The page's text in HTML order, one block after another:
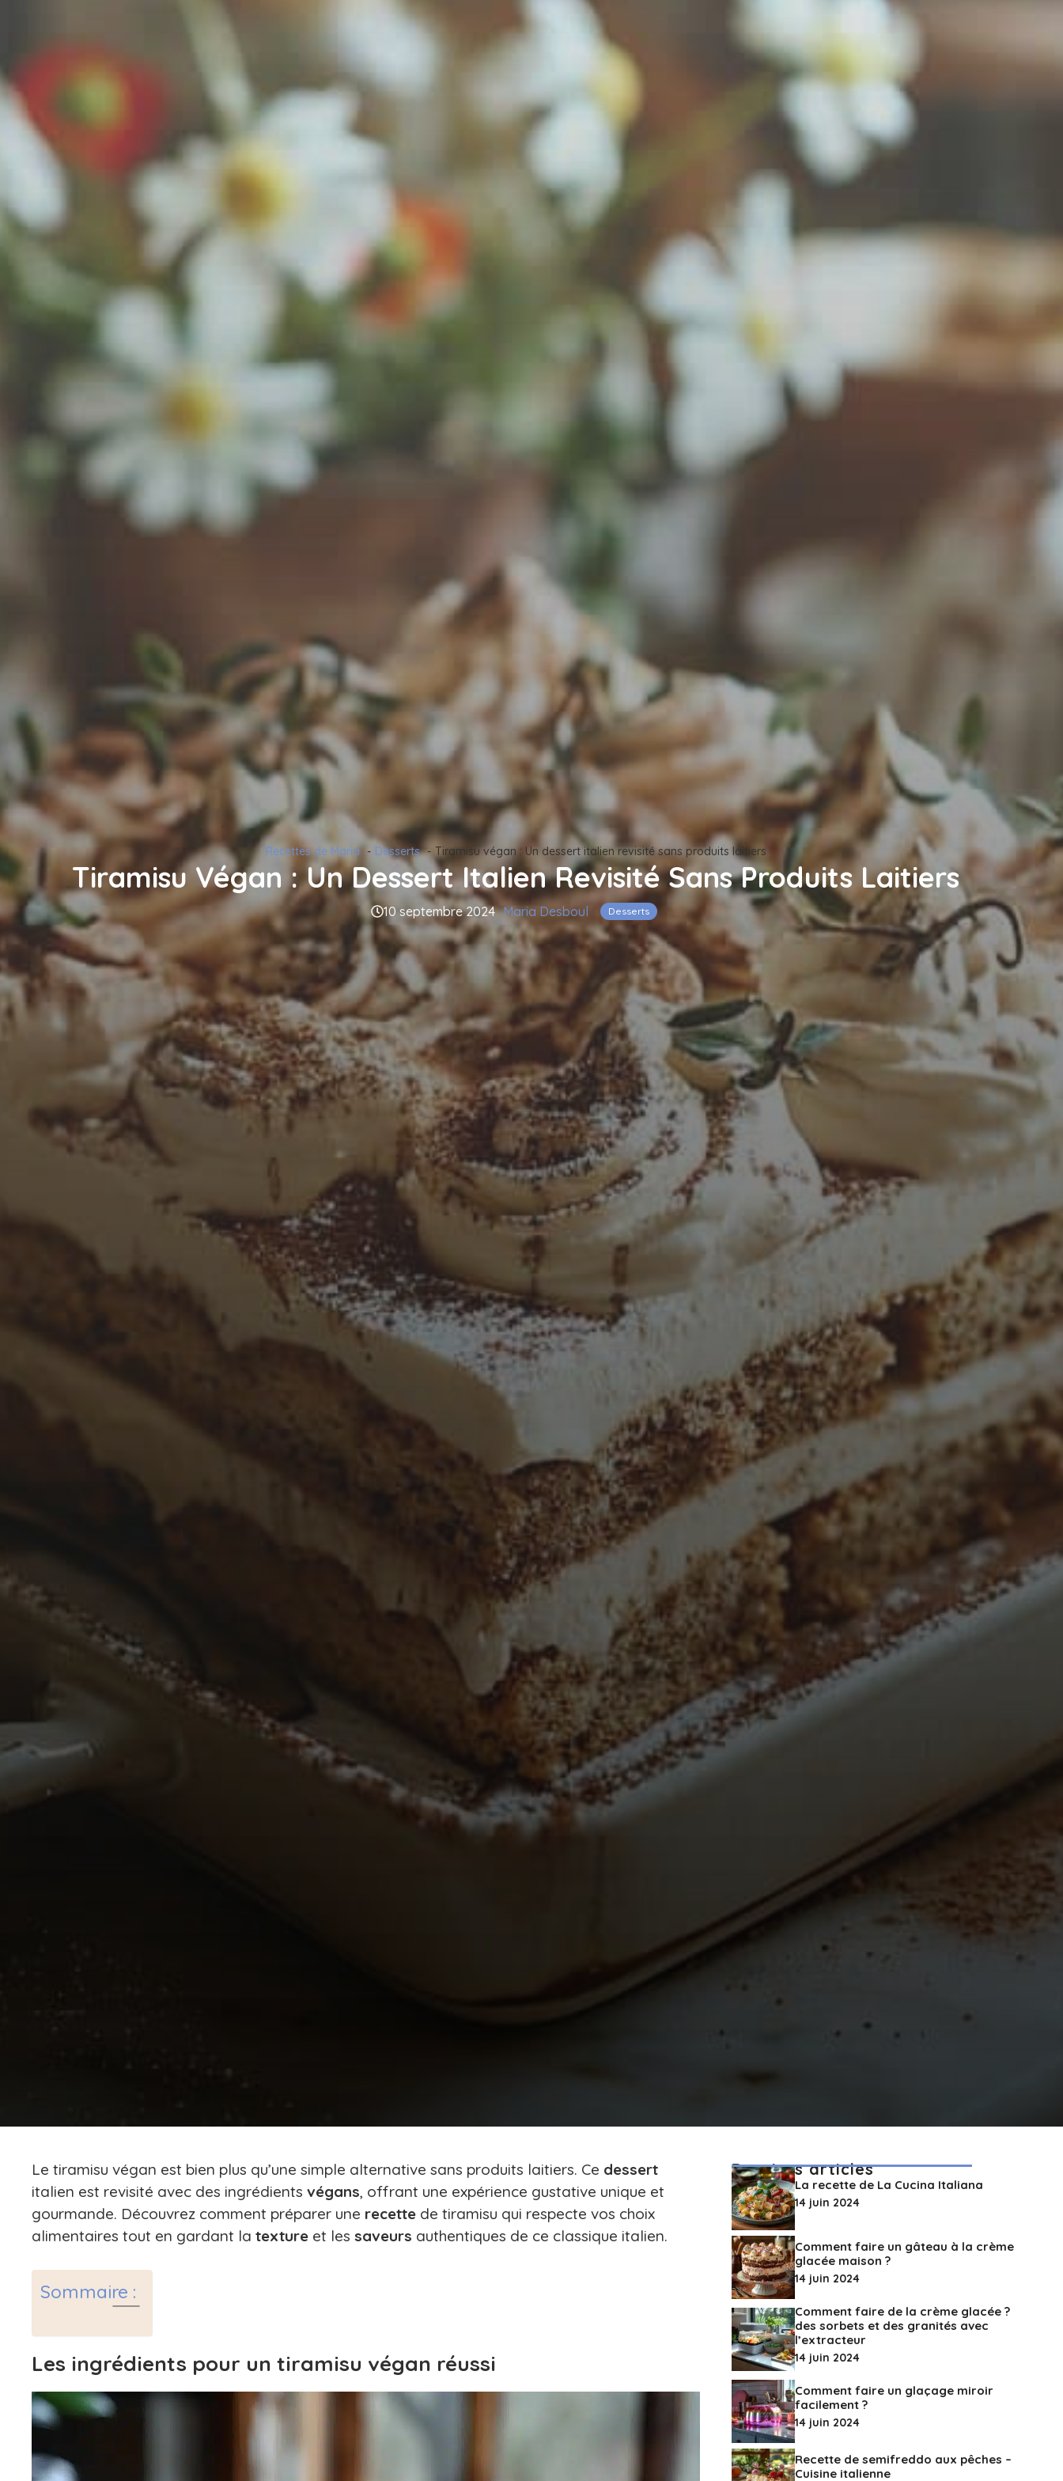
Recettes de Maria Desserts Tiramisu végan : Un dessert italien revisité sans produits laitiers
Tiramisu Végan : Un Dessert Italien Revisité Sans Produits Laitiers
10 septembre 2024 Maria Desboul Desserts
Le tiramisu végan est bien plus qu’une simple alternative sans produits laitiers. Ce dessert
italien est revisité avec des ingrédients végans, offrant une expérience gustative unique et
gourmande. Découvrez comment préparer une recette de tiramisu qui respecte vos choix
alimentaires tout en gardant la texture et les saveurs authentiques de ce classique italien.
Sommaire :
Les ingrédients pour un tiramisu végan réussi
Derniers articles
La recette de La Cucina Italiana
14 juin 2024
Comment faire un gâteau à la crème
glacée maison ?
14 juin 2024
Comment faire de la crème glacée ?
des sorbets et des granités avec
l’extracteur
14 juin 2024
Comment faire un glaçage miroir
facilement ?
14 juin 2024
Recette de semifreddo aux pêches –
Cuisine italienne